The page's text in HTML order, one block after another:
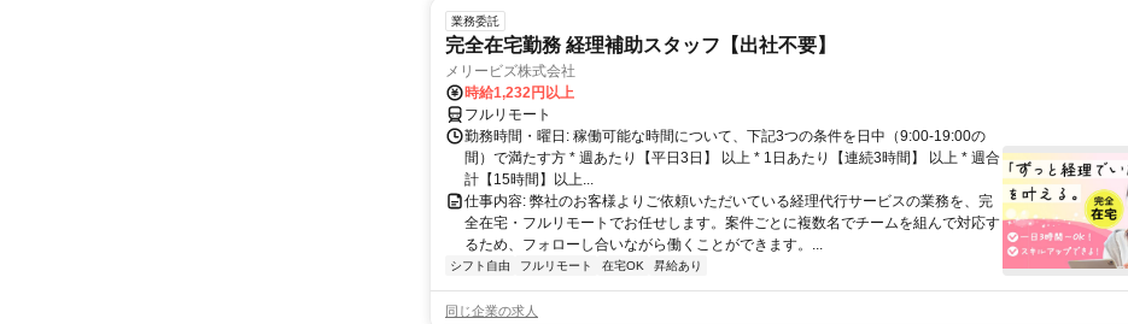
業務委託
完全在宅勤務 経理補助スタッフ【出社不要】
メリービズ株式会社
時給1,232円以上
フルリモート
勤務時間・曜日: 稼働可能な時間について、下記3つの条件を日中（9:00-19:00の
間）で満たす方 * 週あたり【平日3日】 以上 * 1日あたり【連続3時間】 以上 * 週合
計【15時間】以上...
仕事内容: 弊社のお客様よりご依頼いただいている経理代行サービスの業務を、完
全在宅・フルリモートでお任せします。案件ごとに複数名でチームを組んで対応す
るため、フォローし合いながら働くことができます。...
シフト自由 フルリモート 在宅OK 昇給あり
同じ企業の求人